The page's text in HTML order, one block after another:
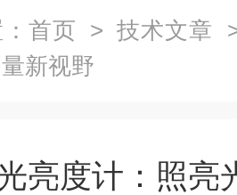
首页 > 技术文章
新视野
亮度计：照亮